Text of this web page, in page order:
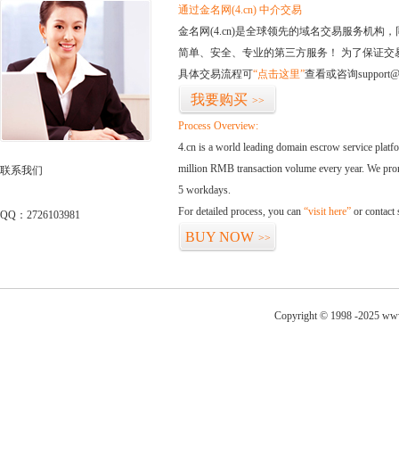
联系我们
QQ：2726103981
通过金名网(4.cn) 中介交易
金名网(4.cn)是全球领先的域名交易服务机构
简单、安全、专业的第三方服务！ 为了保证
具体交易流程可“点击这里”查看或咨询
我要购买 >>
Process Overview:
4.cn is a world leading domain escrow service
million RMB transaction volume every year. We
5 workdays.
For detailed process, you can “visit here” or contact
BUY NOW >>
Copyright © 1998 -2025